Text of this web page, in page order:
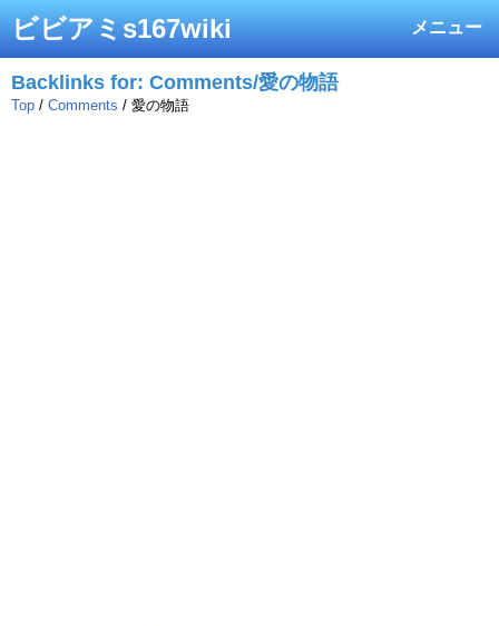
メニュー
ビビアミs167wiki
Backlinks for: Comments/愛の物語
Top / Comments / 愛の物語